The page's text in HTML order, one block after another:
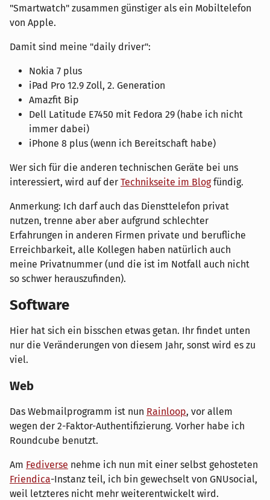
"Smartwatch" zusammen günstiger als ein Mobiltelefon
von Apple.
Damit sind meine "daily driver":
Nokia 7 plus
iPad Pro 12.9 Zoll, 2. Generation
Amazfit Bip
Dell Latitude E7450 mit Fedora 29 (habe ich nicht
immer dabei)
iPhone 8 plus (wenn ich Bereitschaft habe)
Wer sich für die anderen technischen Geräte bei uns
interessiert, wird auf der Technikseite im Blogfündig.
Anmerkung: Ich darf auch das Diensttelefon privat
nutzen, trenne aber aber aufgrund schlechter
Erfahrungen in anderen Firmen private und berufliche
Erreichbarkeit, alle Kollegen haben natürlich auch
meine Privatnummer (und die ist im Notfall auch nicht
so schwer herauszufinden).
Software
Hier hat sich ein bisschen etwas getan. Ihr findet unten
nur die Veränderungen von diesem Jahr, sonst wird es zu
viel.
Web
Das Webmailprogramm ist nun Rainloop, vor allem
wegen der 2-Faktor-Authentifizierung. Vorher habe ich
Roundcube benutzt.
Am Fediverse nehme ich nun mit einer selbst gehosteten
Friendica-Instanz teil, ich bin gewechselt von GNUsocial,
weil letzteres nicht mehr weiterentwickelt wird.